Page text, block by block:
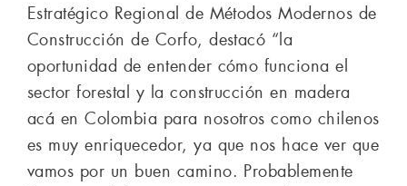
Estratégico Regional de Métodos Modernos de
Construcción de Corfo, destacó “la
oportunidad de entender cómo funciona el
sector forestal y la construcción en madera
acá en Colombia para nosotros como chilenos
es muy enriquecedor, ya que nos hace ver que
vamos por un buen camino. Probablemente